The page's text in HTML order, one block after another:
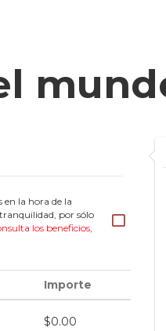
en la hora de la
por sólo
los beneficios,
Importe
$0.00